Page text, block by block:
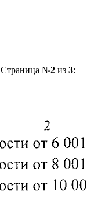
Страница №2из 3: